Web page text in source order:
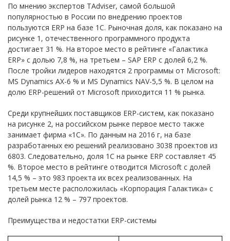
По мнению экспертов TAdviser, самой большой
популярностью в России по внедрению проектов
пользуются ERP на базе 1С. Рыночная доля, как показано на
рисунке 1, отечественного программного продукта
достигает 31 %. На второе место в рейтинге «Галактика
ERP» с долью 7,8 %, на третьем – SAP ERP с долей 6,2 %.
После тройки лидеров находятся 2 программы от Microsoft:
MS Dynamics AX-6 % и MS Dynamics NAV-5,5 %. В целом на
долю ERP-решений от Microsoft приходится 11 % рынка.
Среди крупнейших поставщиков ERP-систем, как показано
на рисунке 2, на российском рынке первое место также
занимает фирма «1С». По данным на 2016 г, на базе
разработанных ею решений реализовано 3038 проектов из
6803. Следовательно, доля 1С на рынке ERP составляет 45
%. Второе место в рейтинге отводится Microsoft с долей
14,5 % – это 983 проекта их всех реализованных. На
третьем месте расположилась «Корпорация Галактика» с
долей рынка 12 % – 797 проектов.
Преимущества и недостатки ERP-системы